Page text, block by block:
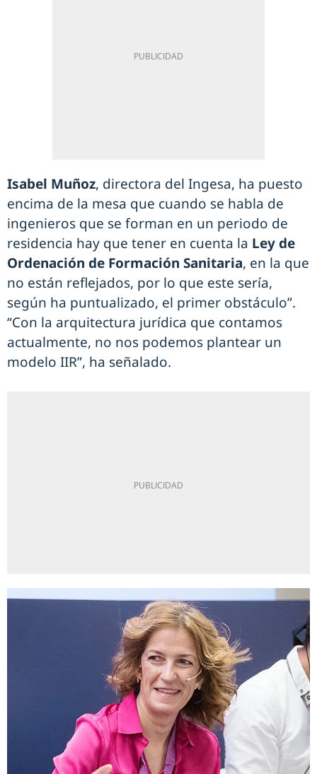
Isabel Muñoz, directora del Ingesa, ha puesto
encima de la mesa que cuando se habla de
ingenieros que se forman en un periodo de
residencia hay que tener en cuenta la Ley de
Ordenación de Formación Sanitaria, en la que
no están reflejados, por lo que este sería,
según ha puntualizado, el primer obstáculo”.
“Con la arquitectura jurídica que contamos
actualmente, no nos podemos plantear un
modelo IIR”, ha señalado.